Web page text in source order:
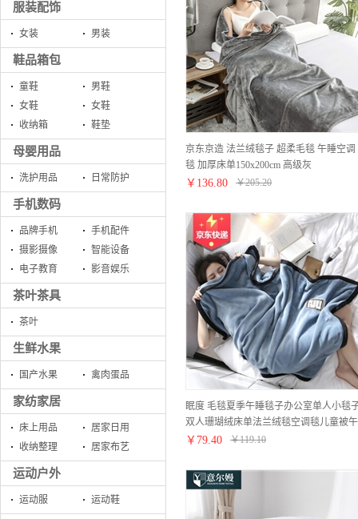
服装配饰
女装 男装
鞋品箱包
童鞋
男鞋
女鞋
女鞋
收纳箱
鞋垫
母婴用品
洗护用品 日常防护
手机数码
品牌手机
手机配件
摄影摄像
智能设备
电子教育
影音娱乐
茶叶茶具
茶叶
生鲜水果
国产水果 禽肉蛋品
家纺家居
床上用品
居家日用
收纳整理
居家布艺
运动户外
运动服 运动鞋
京东京造 法兰绒毯子 超柔毛毯 午睡空调
毯 加厚床单150x200cm 高级灰
￥ 136.80 ￥205.20
眠度 毛毯夏季午睡毯子办公室单人小毯
双人珊瑚绒床单法兰绒毯空调毯儿童被午
休盖腿加厚沙发毯夏凉毯夏被 W宝石蓝
￥ 79.40 ￥119.10